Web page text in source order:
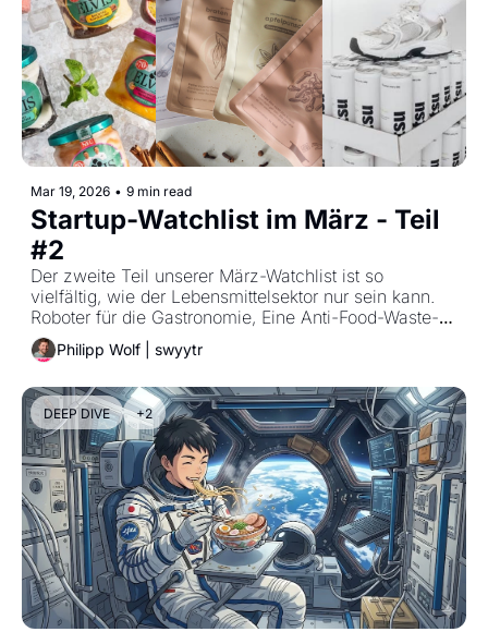
Mar 19, 2026 • 9 min read
Startup-Watchlist im März - Teil
#2
Der zweite Teil unserer März-Watchlist ist so
vielfältig, wie der Lebensmittelsektor nur sein kann.
Roboter für die Gastronomie, Eine Anti-Food-Waste-
App für Kantinen, künstliche Muttermilch, Funktionelle
Philipp Wolf | swyytr
DEEP DIVE +2